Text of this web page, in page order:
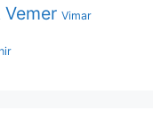
Vemer Vimar